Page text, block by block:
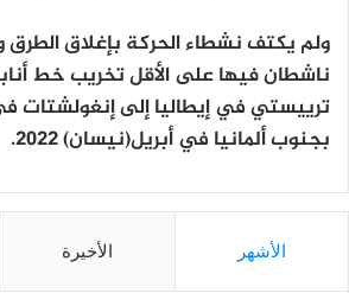
ولم يكتف نشطاء الحركة بإغلاق الطرق
ناشطان فيها على الأقل تخريب خط
ترييستي في إيطاليا إلى إنغولشتات في
بجنوب ألمانيا في أبريل(نيسان) 2022.
الأشهر الأخيرة